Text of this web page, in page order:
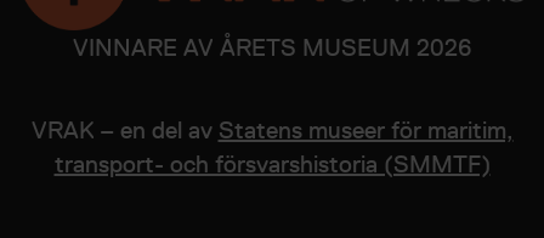
VINNARE AV ÅRETS MUSEUM 2026
VRAK – en del av Statens museer för maritim,
transport- och försvarshistoria (SMMTF)